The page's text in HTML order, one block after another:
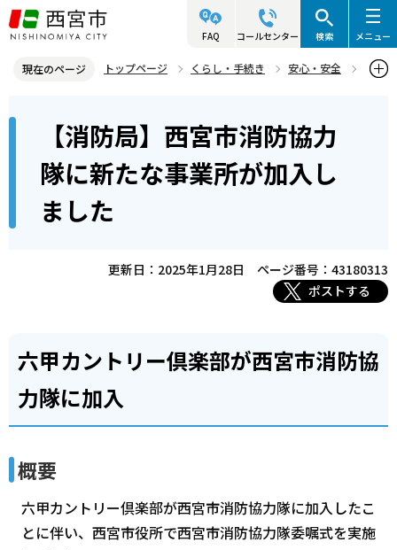
こ
の
ジ
す
FAQ コールセンター 検索 メニュー
現在のページ トップページ くらし・手続き
安心・安全
【消防局】西宮市消防協力隊に新たな事業所が加入しました
ら
【消防局】西宮市消防協力
隊に新たな事業所が加入し
ました
更新日：2025年1月28日
ページ番号：43180313
ポストする
六甲カントリー倶楽部が西宮市消防協
力隊に加入
概要
六甲カントリー倶楽部が西宮市消防協力隊に加入したこ
とに伴い、西宮市役所で西宮市消防協力隊委嘱式を実施